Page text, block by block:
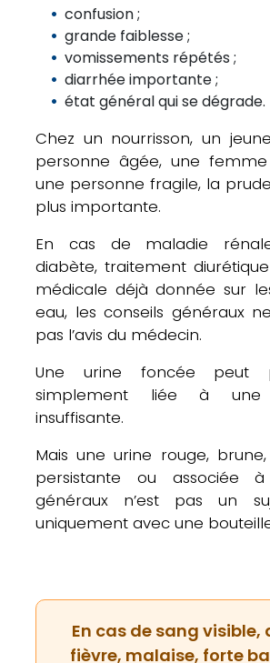
confusion ;
grande faiblesse ;
vomissements répétés ;
diarrhée importante ;
état général qui se dégrade.
Chez un nourrisson, un
personne âgée, une
une personne fragile, la
plus importante.
En cas de maladie
diabète, traitement
médicale déjà donnée sur
eau, les conseils généraux
pas l’avis du médecin.
Une urine foncée peut
simplement liée à une
insuffisante.
Mais une urine rouge, brune,
persistante ou associée
généraux n’est pas un
uniquement avec une
En cas de sang visible,
fièvre, malaise, forte